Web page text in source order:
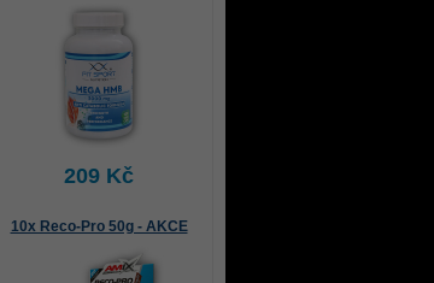
209 Kč
10x Reco-Pro 50g - AKCE